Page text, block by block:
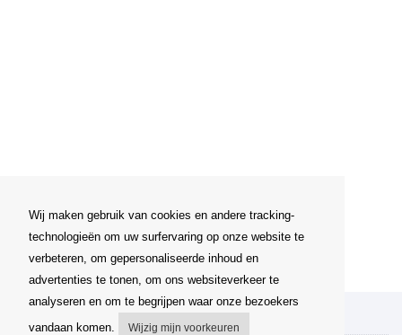
Wij maken gebruik van cookies en andere tracking-
technologieën om uw surfervaring op onze website te
verbeteren, om gepersonaliseerde inhoud en
advertenties te tonen, om ons websiteverkeer te
analyseren en om te begrijpen waar onze bezoekers
vandaan komen.
Wijzig mijn voorkeuren
Mijn account